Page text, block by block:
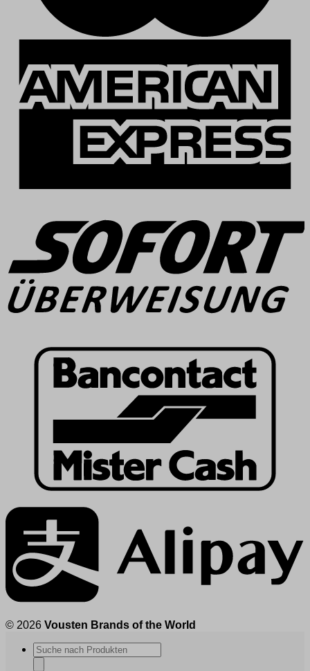
© 2026 Vousten Brands of the World
Products
search